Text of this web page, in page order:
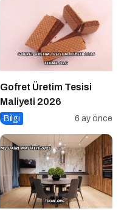
Gofret Üretim Tesisi
Maliyeti 2026
Bilgi 6 ay önce